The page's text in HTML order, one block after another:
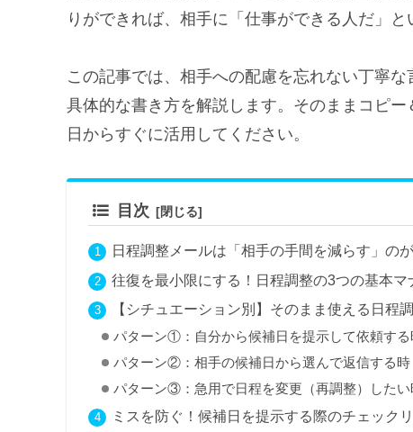
りができれば、相手に「仕事ができる人だ」と
この記事では、相手への配慮を忘れない丁寧
具体的な書き方を解説します。そのままコピ
日からすぐに活用してください。
目次
日程調整メールは「相手の手間を減らす」の
往復を最小限にする！日程調整の3つの基本マ
【シチュエーション別】そのまま使える日程
パターン①：自分から候補日を提示して依頼する
パターン②：相手の候補日から選んで返信する時
パターン③：急用で日程を変更（再調整）したい
ミスを防ぐ！候補日を提示する際のチェック